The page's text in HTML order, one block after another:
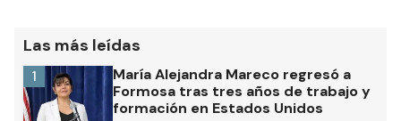
Las más leídas
María Alejandra Mareco regresó a
Formosa tras tres años de trabajo y
formación en Estados Unidos
1